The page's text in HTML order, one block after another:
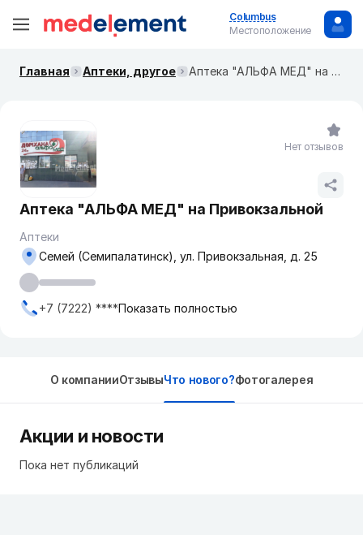
Columbus
Местоположение
Главная Аптеки, другое Аптека "АЛЬФА МЕД" на Привокзальной
Аптека "АЛЬФА МЕД" на Привокзальной
Аптеки
Семей (Семипалатинск), ул. Привокзальная, д. 25
+7 (7222) ****Показать полностью
Нет отзывов
О компанииОтзывыЧто нового?Фотогалерея
Акции и новости
Пока нет публикаций